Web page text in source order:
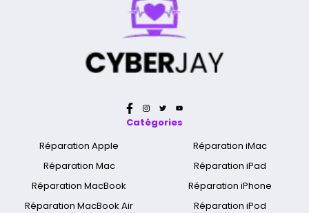
Catégories
Réparation Apple
Réparation Mac
Réparation MacBook
Réparation MacBook Air
Réparation iMac
Réparation iPad
Réparation iPhone
Réparation iPod